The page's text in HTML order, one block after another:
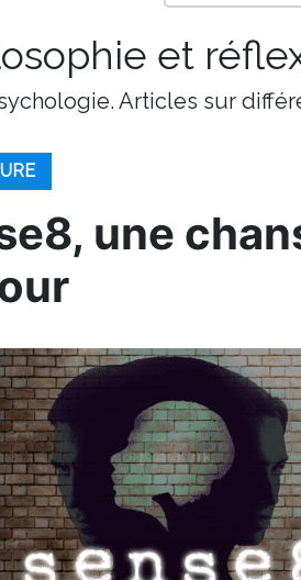
et
Articles sur
une